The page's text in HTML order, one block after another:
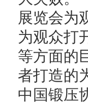
展览会为
为观众打
等方面的
者打造的
中国锻压